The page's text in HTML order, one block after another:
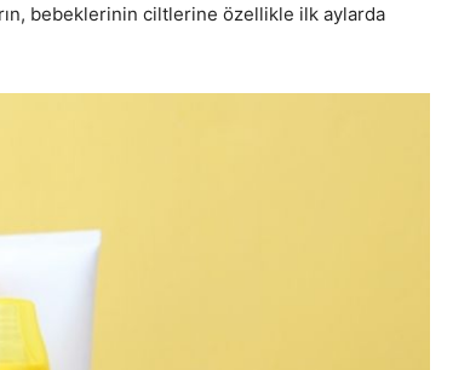
bebeklerinin ciltlerine özellikle ilk aylarda